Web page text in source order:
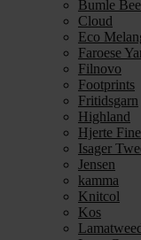
Bumle Bee
Cloud
Eco
Faroese
Filnovo
Footprints
Fritidsgarn
Highland
Hjerte Fine
Isager
Jensen
kamma
Knitcol
Kos